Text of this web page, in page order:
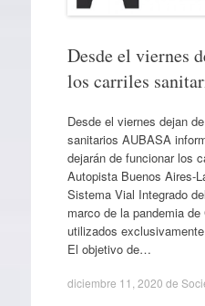
Desde el viernes
los carriles
Desde el viernes dejan
sanitarios AUBASA
dejarán de funcionar los
Autopista Buenos Aires-
Sistema Vial Integrado
marco de la pandemia de
utilizados
El objetivo de…
diciembre 11, 2020 de